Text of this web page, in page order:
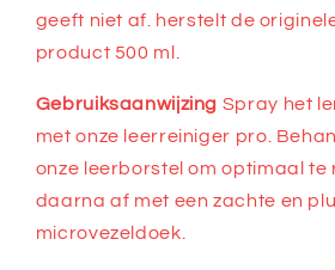
geeft niet af. herstelt de
product 500 ml.
Gebruiksaanwijzing Spray het
met onze leerreiniger pro.
onze leerborstel om optimaal te
daarna af met een zachte en
microvezeldoek.